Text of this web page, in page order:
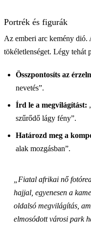
Portrék és figurák
Az emberi arc kemény dió.
tökéletlenséget. Légy tehát
Összpontosíts az
nevetés”.
Írd le a megvilágítást:
szűrődő lágy fény”.
Határozd meg a
alak mozgásban”.
„Fiatal afrikai nő
hajjal, egyenesen a
oldalsó megvilágítás,
elmosódott városi park